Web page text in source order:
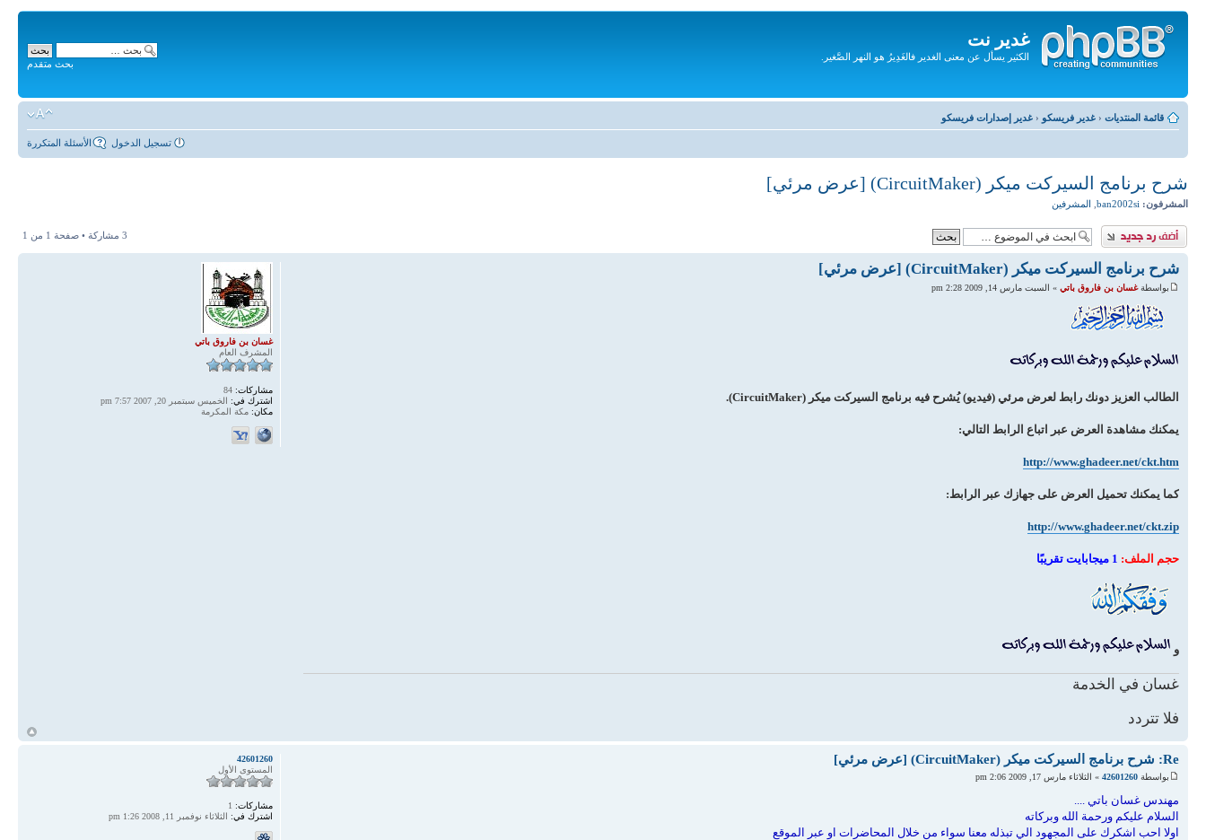
غدير نت
الكثير يسأل عن معنى الغدير فالغَدِيرُ هو النهر الصَّغير.
المحتويات
بحث متقدم
قائمة المنتديات ‹ غدير فريسكو ‹ غدير إصدارات فريسكو
الأسئلة المتكررة تسجيل الدخول
شرح برنامج السيركت ميكر (CircuitMaker) [عرض مرئي]
المشرفون: ban2002si المشرفين
إضافة رد 3 مشاركة • صفحة 1 من 1
شرح برنامج السيركت ميكر (CircuitMaker) [عرض مرئي]
بواسطةغسان بن فاروق باتي » السبت مارس 14, 2009 2:28 pm
الطالب العزيز دونك رابط لعرض مرئي (فيديو) يُشرح فيه برنامج السيركت ميكر (CircuitMaker).
يمكنك مشاهدة العرض عبر اتباع الرابط التالي:
http://www.ghadeer.net/ckt.htm
كما يمكنك تحميل العرض على جهازك عبر الرابط:
http://www.ghadeer.net/ckt.zip
حجم الملف: 1 ميجابايت تقريبًا
و
غسان في الخدمة
فلا تتردد
غسان بن فاروق باتي
المشرف العام
مشاركات:
اشترك في: الخميس سبتمبر 20, 2007 7:57 pm
مكان: مكة المكرمة
Re: شرح برنامج السيركت ميكر (CircuitMaker) [عرض مرئي]
بواسطة 42601260 » الثلاثاء مارس 17, 2009 2:06 pm
مهندس غسان باتي ....
السلام عليكم ورحمة الله وبركاته
اولا احب اشكرك على المجهود الي تبذله معنا سواء من خلال المحاضرات او عبر الموقع
42601260
المستوى الأول
مشاركات:
اشترك في: الثلاثاء نوفمبر 11, 2008 1:26 pm